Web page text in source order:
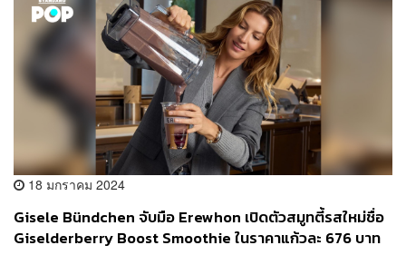
18 มกราคม 2024
Gisele Bündchen จับมือ Erewhon เปิดตัวสมูทตี้รสใหม่ชื่อ
Giselderberry Boost Smoothie ในราคาแก้วละ 676 บาท